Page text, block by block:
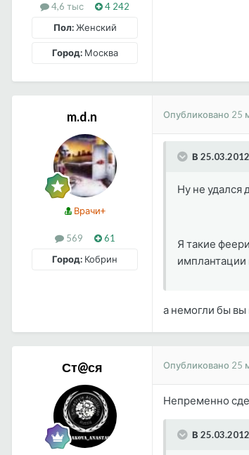
4,6 тыс
4 242
Пол:Женский
Город:Москва
m.d.n
Врачи+
569
61
Город: Кобрин
Опубликовано 25
В
Ну не удался
Я такие
имплантации
а немогли бы вы
Ст@ся Опубликовано 25
Непременно
В